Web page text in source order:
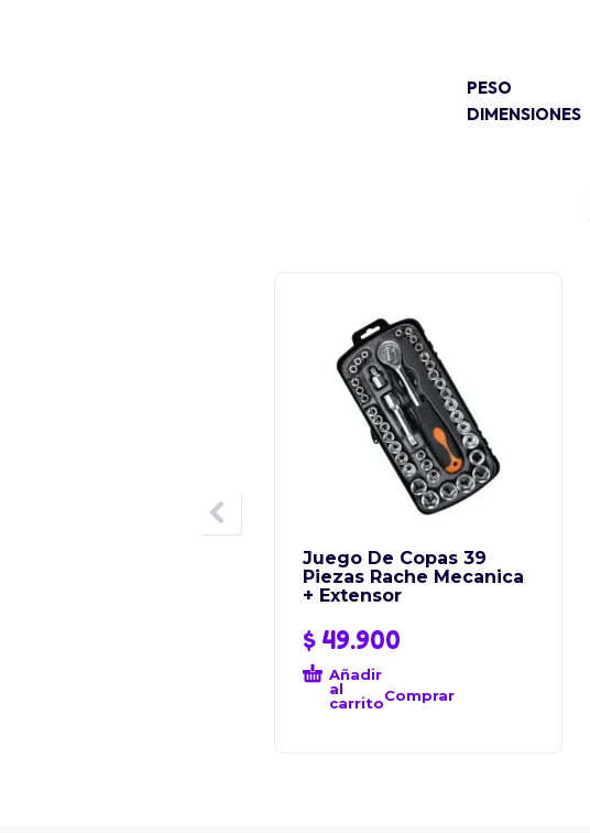
PESO
DIMENSIONES
Juego De Copas 39
Piezas Rache Mecanica
+ Extensor
$ 49.900
Añadir
al
carritoComprar